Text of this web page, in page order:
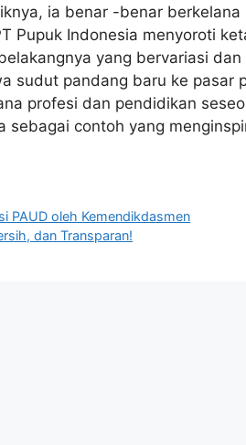
ia benar -benar
Pupuk Indonesia menyoroti
yang bervariasi dan
sudut pandang baru ke pasar
profesi dan pendidikan
contoh yang
PAUD oleh Kemendikdasmen
dan Transparan!